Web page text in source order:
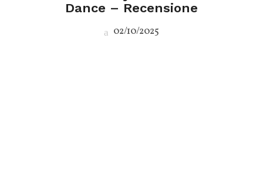
Dance – Recensione
02/10/2025